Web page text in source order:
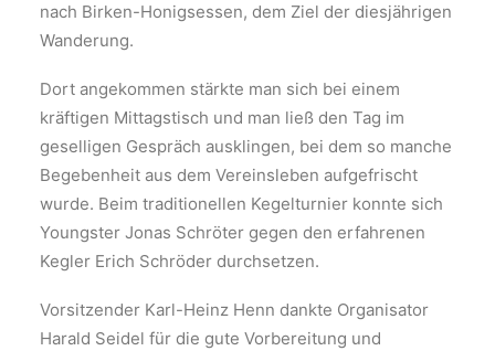
nach Birken-Honigsessen, dem Ziel der diesjährigen
Wanderung.
Dort angekommen stärkte man sich bei einem
kräftigen Mittagstisch und man ließ den Tag im
geselligen Gespräch ausklingen, bei dem so manche
Begebenheit aus dem Vereinsleben aufgefrischt
wurde. Beim traditionellen Kegelturnier konnte sich
Youngster Jonas Schröter gegen den erfahrenen
Kegler Erich Schröder durchsetzen.
Vorsitzender Karl-Heinz Henn dankte Organisator
Harald Seidel für die gute Vorbereitung und